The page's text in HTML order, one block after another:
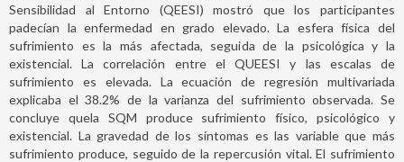
Sensibilidad al Entorno (QEESI) mostró que los participantes
padecían la enfermedad en grado elevado. La esfera física del
sufrimiento es la más afectada, seguida de la psicológica y la
existencial. La correlación entre el QUEESI y las escalas de
sufrimiento es elevada. La ecuación de regresión multivariada
explicaba el 38.2% de la varianza del sufrimiento observada. Se
concluye quela SQM produce sufrimiento físico, psicológico y
existencial. La gravedad de los síntomas es las variable que más
sufrimiento produce, seguido de la repercusión vital. El sufrimiento